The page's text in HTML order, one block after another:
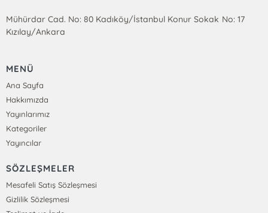
Mühürdar Cad. No: 80 Kadıköy/İstanbul Konur Sokak No: 17
Kızılay/Ankara
MENÜ
Ana Sayfa
Hakkımızda
Yayınlarımız
Kategoriler
Yayıncılar
SÖZLEŞMELER
Mesafeli Satış Sözleşmesi
Gizlilik Sözleşmesi